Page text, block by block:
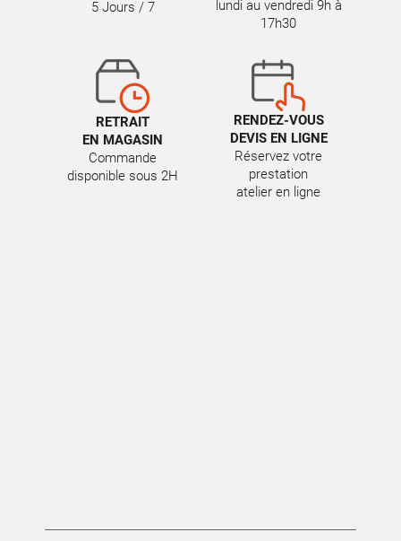
5 Jours / 7
lundi au vendredi 9h à
17h30
RETRAIT
EN MAGASIN
Commande
disponible sous 2H
RENDEZ-VOUS
DEVIS EN LIGNE
Réservez votre
prestation
atelier en ligne